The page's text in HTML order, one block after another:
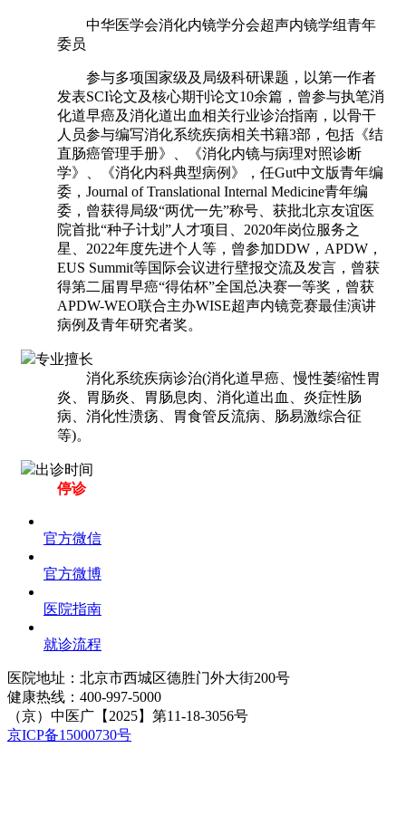
中华医学会消化内镜学分会超声内镜学组青年
委员
参与多项国家级及局级科研课题，以第一作者
发表SCI论文及核心期刊论文10余篇，曾参与执笔消
化道早癌及消化道出血相关行业诊治指南，以骨干
人员参与编写消化系统疾病相关书籍3部，包括《结
直肠癌管理手册》、《消化内镜与病理对照诊断
学》、《消化内科典型病例》，任Gut中文版青年编
委，Journal of Translational Internal Medicine青年编
委，曾获得局级“两优一先”称号、获批北京友谊医
院首批“种子计划”人才项目、2020年岗位服务之
星、2022年度先进个人等，曾参加DDW，APDW，
EUS Summit等国际会议进行壁报交流及发言，曾获
得第二届胃早癌“得佑杯”全国总决赛一等奖，曾获
APDW-WEO联合主办WISE超声内镜竞赛最佳演讲
病例及青年研究者奖。
专业擅长
消化系统疾病诊治(消化道早癌、慢性萎缩性胃
炎、胃肠炎、胃肠息肉、消化道出血、炎症性肠
病、消化性溃疡、胃食管反流病、肠易激综合征
等)。
出诊时间
停诊
官方微信
官方微博
医院指南
就诊流程
医院地址：北京市西城区德胜门外大街200号
健康热线： 400-997-5000
（京）中医广【2025】第11-18-3056号
京ICP备15000730号